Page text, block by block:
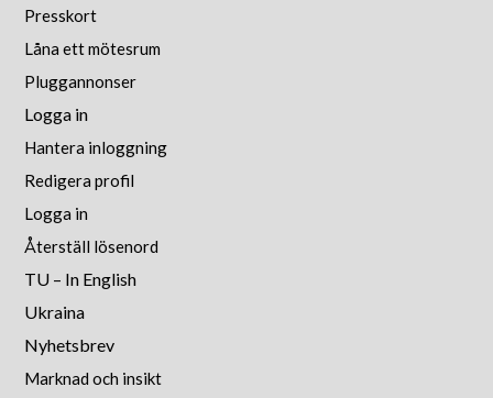
Presskort
Låna ett mötesrum
Pluggannonser
Logga in
Hantera inloggning
Redigera profil
Logga in
Återställ lösenord
TU – In English
Ukraina
Nyhetsbrev
Marknad och insikt